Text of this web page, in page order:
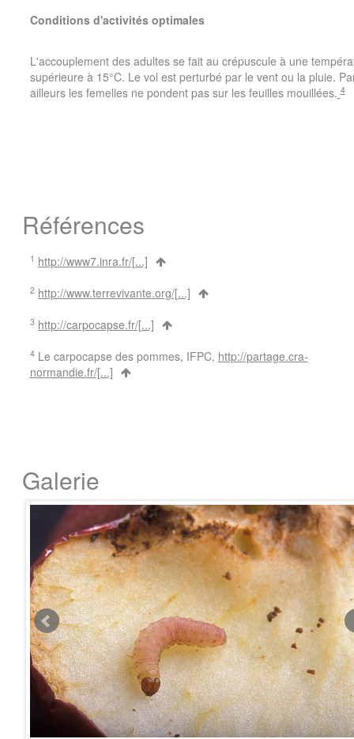
Conditions d'activités optimales
L'accouplement des adultes se fait au crépuscule à une
supérieure à 15°C. Le vol est perturbé par le vent ou la pluie.
ailleurs les femelles ne pondent pas sur les feuilles mouillées. 4
Références
1 http://www7.inra.fr/[...]
2 http://www.terrevivante.org/[...]
3 http://carpocapse.fr/[...]
4Le carpocapse des pommes, IFPC, http://partage.cra-
normandie.fr/[...]
Galerie